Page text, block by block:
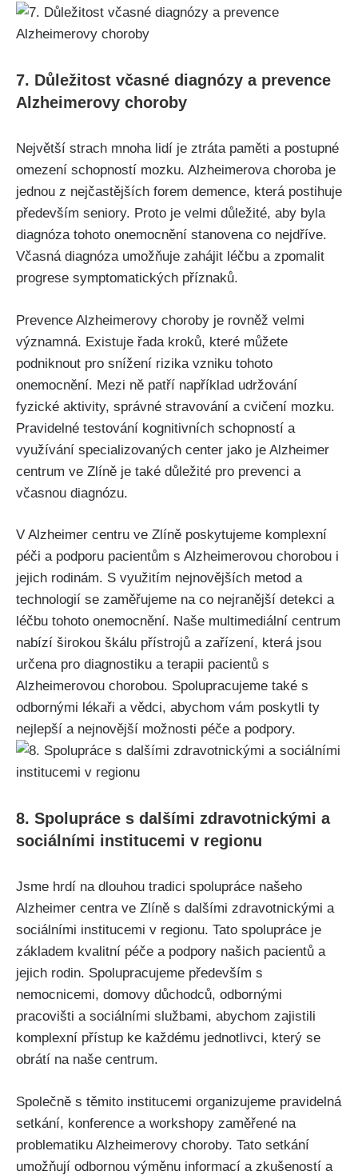
7. Důležitost včasné diagnózy a prevence
Alzheimerovy choroby
Největší strach mnoha lidí je ztráta paměti a postupné
omezení schopností mozku. Alzheimerova choroba je
jednou z nejčastějších forem demence, která postihuje
především seniory. Proto je velmi důležité, aby byla
diagnóza tohoto onemocnění stanovena co nejdříve.
Včasná diagnóza umožňuje zahájit léčbu a zpomalit
progrese symptomatických příznaků.
Prevence Alzheimerovy choroby je rovněž velmi
významná. Existuje řada kroků, které můžete
podniknout pro snížení rizika vzniku tohoto
onemocnění. Mezi ně patří například udržování
fyzické aktivity, správné stravování a cvičení mozku.
Pravidelné testování kognitivních schopností a
využívání specializovaných center jako je Alzheimer
centrum ve Zlíně je také důležité pro prevenci a
včasnou diagnózu.
V Alzheimer centru ve Zlíně poskytujeme komplexní
péči a podporu pacientům s Alzheimerovou chorobou i
jejich rodinám. S využitím nejnovějších metod a
technologií se zaměřujeme na co nejranější detekci a
léčbu tohoto onemocnění. Naše multimediální centrum
nabízí širokou škálu přístrojů a zařízení, která jsou
určena pro diagnostiku a terapii pacientů s
Alzheimerovou chorobou. Spolupracujeme také s
odbornými lékaři a vědci, abychom vám poskytli ty
nejlepší a nejnovější možnosti péče a podpory.
8. Spolupráce s dalšími zdravotnickými a
sociálními institucemi v regionu
Jsme hrdí na dlouhou tradici spolupráce našeho
Alzheimer centra ve Zlíně s dalšími zdravotnickými a
sociálními institucemi v regionu. Tato spolupráce je
základem kvalitní péče a podpory našich pacientů a
jejich rodin. Spolupracujeme především s
nemocnicemi, domovy důchodců, odbornými
pracovišti a sociálními službami, abychom zajistili
komplexní přístup ke každému jednotlivci, který se
obrátí na naše centrum.
Společně s těmito institucemi organizujeme pravidelná
setkání, konference a workshopy zaměřené na
problematiku Alzheimerovy choroby. Tato setkání
umožňují odbornou výměnu informací a zkušeností a